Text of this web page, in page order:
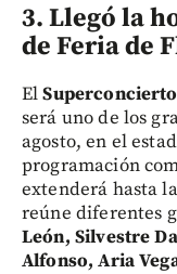
3. Llegó la
de Feria de
El
será uno de los
agosto, en el
programación
extenderá hasta
reúne diferentes
León, Silvestre
Alfonso, Aria